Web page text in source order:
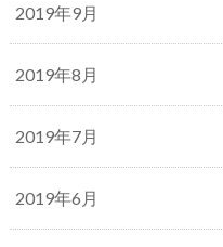
2019年9月
2019年8月
2019年7月
2019年6月